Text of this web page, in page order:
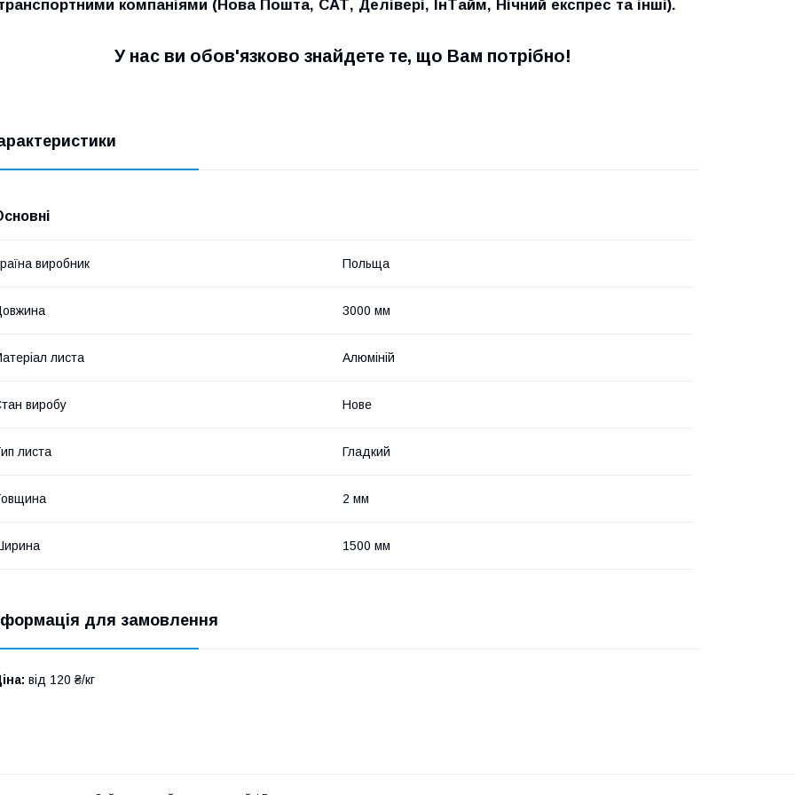
компаніями (Нова Пошта, САТ, Делівері, ІнТайм, Нічний експрес та інші).
У нас ви обов'язково знайдете те, що Вам потрібно!
виробник Польща
3000 мм
листа Алюміній
виробу Нове
листа Гладкий
2 мм
1500 мм
для замовлення
від 120 ₴/кг